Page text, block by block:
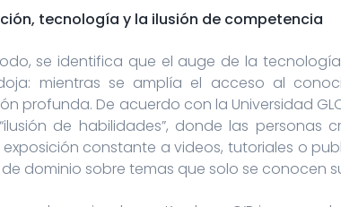
tecnología y la ilusión de competencia
se identifica que el auge de la
mientras se amplía el acceso al
profunda. De acuerdo con la Universidad
de habilidades”, donde las personas
exposición constante a videos, tutoriales o
dominio sobre temas que solo se conocen